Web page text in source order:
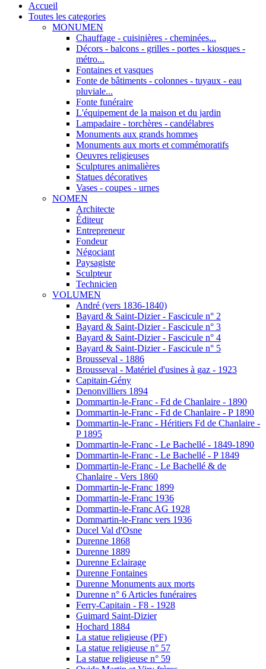
Accueil
Toutes les categories
MONUMEN
Chauffage - cuisinières - cheminées...
Décors - balcons - grilles - portes - kiosques -
métro...
Fontaines et vasques
Fonte de bâtiments - colonnes - tuyaux - eau
pluviale...
Fonte funéraire
L'équipement de la maison et du jardin
Lampadaire - torchères - candélabres
Monuments aux grands hommes
Monuments aux morts et commémoratifs
Oeuvres religieuses
Sculptures animalières
Statues décoratives
Vases - coupes - urnes
NOMEN
Architecte
Éditeur
Entrepreneur
Fondeur
Négociant
Paysagiste
Sculpteur
Technicien
VOLUMEN
André (vers 1836-1840)
Bayard & Saint-Dizier - Fascicule n° 2
Bayard & Saint-Dizier - Fascicule n° 3
Bayard & Saint-Dizier - Fascicule n° 4
Bayard & Saint-Dizier - Fascicule n° 5
Brousseval - 1886
Brousseval - Matériel d'usines à gaz - 1923
Capitain-Gény
Denonvilliers 1894
Dommartin-le-Franc - Fd de Chanlaire - 1890
Dommartin-le-Franc - Fd de Chanlaire - P 1890
Dommartin-le-Franc - Héritiers Fd de Chanlaire -
P 1895
Dommartin-le-Franc - Le Bachellé - 1849-1890
Dommartin-le-Franc - Le Bachellé - P 1849
Dommartin-le-Franc - Le Bachellé & de
Chanlaire - Vers 1860
Dommartin-le-Franc 1899
Dommartin-le-Franc 1936
Dommartin-le-Franc AG 1928
Dommartin-le-Franc vers 1936
Ducel Val d'Osne
Durenne 1868
Durenne 1889
Durenne Eclairage
Durenne Fontaines
Durenne Monuments aux morts
Durenne n° 6 Articles funéraires
Ferry-Capitain - F8 - 1928
Guimard Saint-Dizier
Hochard 1884
La statue religieuse (PF)
La statue religieuse n° 57
La statue religieuse n° 59